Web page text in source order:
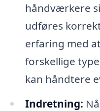
håndværkere
udføres
erfaring med
forskellige
kan håndtere
Indretning: